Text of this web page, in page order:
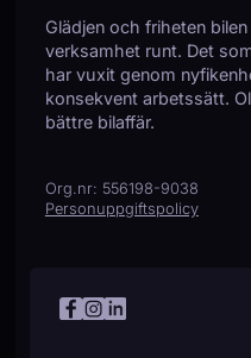
Glädjen och friheten
verksamhet runt. Det
har vuxit genom
konsekvent arbetssätt.
bättre bilaffär.
Org.nr: 556198-9038
Personuppgiftspolicy